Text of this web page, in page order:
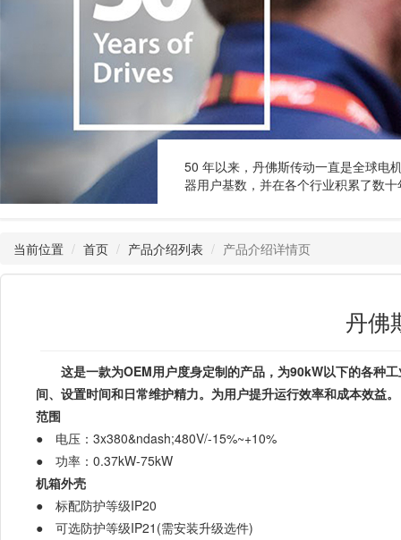
50 年以来，丹佛斯传动一直是全球电
器用户基数，并在各个行业积累了数
当前位置 首页 产品介绍列表 产品介绍详情页
丹佛
这是一款为OEM用户度身定制的产品，为90kW以下的各种
间、设置时间和日常维护精力。为用户提升运行效率和成本效益。
范围
● 电压：3x380&ndash;480V/-15%~+10%
● 功率：0.37kW-75kW
机箱外壳
● 标配防护等级IP20
● 可选防护等级IP21(需安装升级选件)